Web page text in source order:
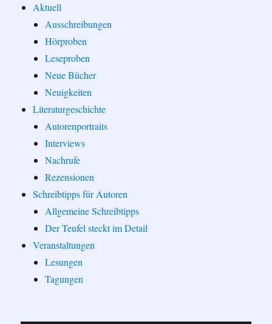
Aktuell
Ausschreibungen
Hörproben
Leseproben
Neue Bücher
Neuigkeiten
Literaturgeschichte
Autorenportraits
Interviews
Nachrufe
Rezensionen
Schreibtipps für Autoren
Allgemeine Schreibtipps
Der Teufel steckt im Detail
Veranstaltungen
Lesungen
Tagungen